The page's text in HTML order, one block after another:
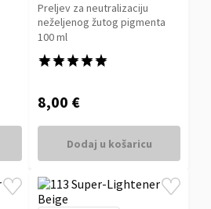
Preljev za neutralizaciju
neželjenog žutog pigmenta
100 ml
★★★★★
★★★★★
8,00 €
Dodaj u košaricu